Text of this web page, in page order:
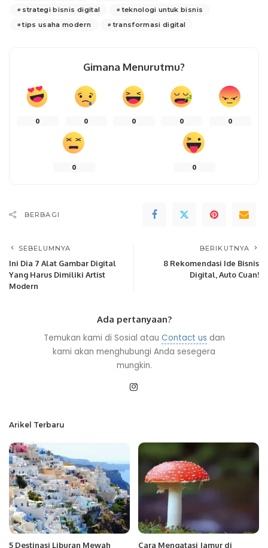
strategi bisnis digital
teknologi untuk bisnis
tips usaha modern
transformasi digital
Gimana Menurutmu?
0 0 0 0 0
0 0
BERBAGI
SEBELUMNYA
Ini Dia 7 Alat Gambar Digital
Yang Harus Dimiliki Artist
Modern
BERIKUTNYA
8 Rekomendasi Ide Bisnis
Digital, Auto Cuan!
Ada pertanyaan?
Temukan kami di Sosial atau Contact us dan
kami akan menghubungi Anda sesegera
mungkin.
Arikel Terbaru
5 Destinasi Liburan Mewah Cara Mengatasi Jamur di